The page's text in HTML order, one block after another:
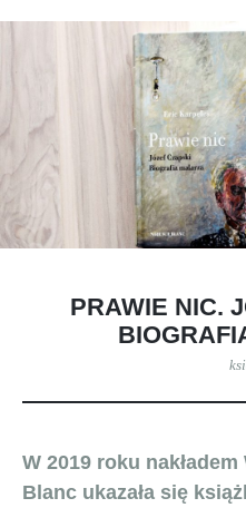
PRAWIE NIC.
W 2019 roku
Blanc ukazała się